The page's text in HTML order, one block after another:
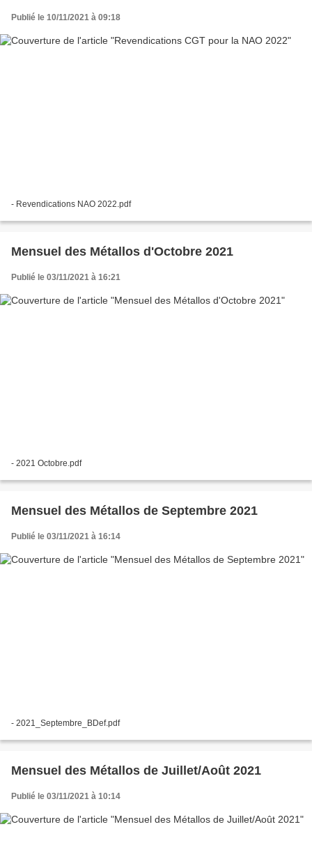
Publié le 10/11/2021 à 09:18
- Revendications NAO 2022.pdf
Mensuel des Métallos d'Octobre 2021
Publié le 03/11/2021 à 16:21
- 2021 Octobre.pdf
Mensuel des Métallos de Septembre 2021
Publié le 03/11/2021 à 16:14
- 2021_Septembre_BDef.pdf
Mensuel des Métallos de Juillet/Août 2021
Publié le 03/11/2021 à 10:14